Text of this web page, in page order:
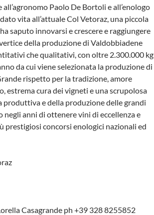
Paolo De Bortoli e all’enologo
vita all’attuale Col Vetoraz, una piccola
saputo innovarsi e crescere e raggiungere
della produzione di Valdobbiadene
che qualitativi, con oltre 2.300.000 kg
da cui viene selezionata la produzione di
rispetto per la tradizione, amore
estrema cura dei vigneti e una scrupolosa
produttiva e della produzione delle grandi
negli anni di ottenere vini di eccellenza e
prestigiosi concorsi enologici nazionali ed
Casagrande ph +39 328 8255852